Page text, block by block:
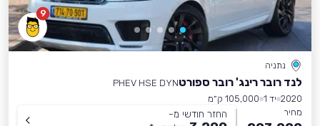
9
נתניה
לנד רובר רינג' רובר ספורטPHEV HSE DYN
2020 יד 1
105,000 ק״מ
מחיר
החזר חודשי מ-